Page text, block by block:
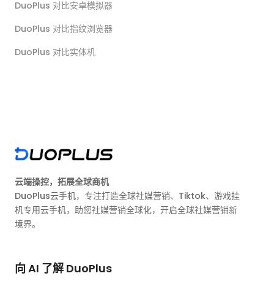
DuoPlus 对比安卓模拟器
DuoPlus 对比指纹浏览器
DuoPlus 对比实体机
云端操控，拓展全球商机
DuoPlus云手机，专注打造全球社媒营销、Tiktok、游戏挂
机专用云手机，助您社媒营销全球化，开启全球社媒营销新
境界。
向 AI 了解 DuoPlus